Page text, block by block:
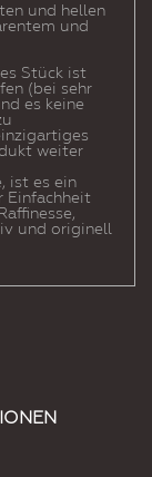
und hellen
und
Stück ist
(bei sehr
es keine
weiter
ist es ein
Einfachheit
und originell